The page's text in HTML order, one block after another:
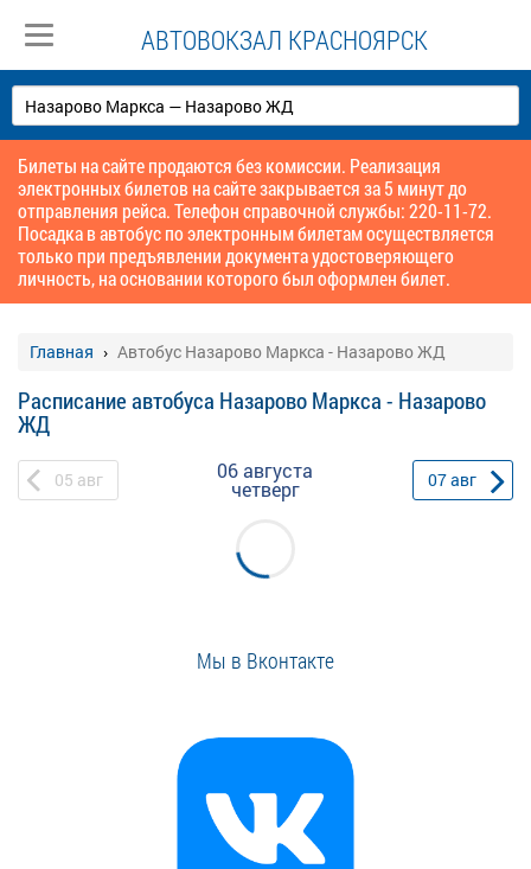
АВТОВОКЗАЛ КРАСНОЯРСК
Билеты на сайте продаются без комиссии. Реализация
электронных билетов на сайте закрывается за 5 минут до
отправления рейса. Телефон справочной службы: 220-11-72.
Посадка в автобус по электронным билетам осуществляется
только при предъявлении документа удостоверяющего
личность, на основании которого был оформлен билет.
Главная Автобус Назарово Маркса - Назарово ЖД
Расписание автобуса Назарово Маркса - Назарово
ЖД
05 авг 06 августа
четверг 07авг
Мы в Вконтакте